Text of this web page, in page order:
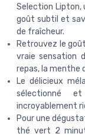
Selection Lipton,
goût subtil et
de fraîcheur.
Retrouvez le
vraie sensation
repas, la menthe
Le délicieux
sélectionné
incroyablement
Pour une
thé vert 2